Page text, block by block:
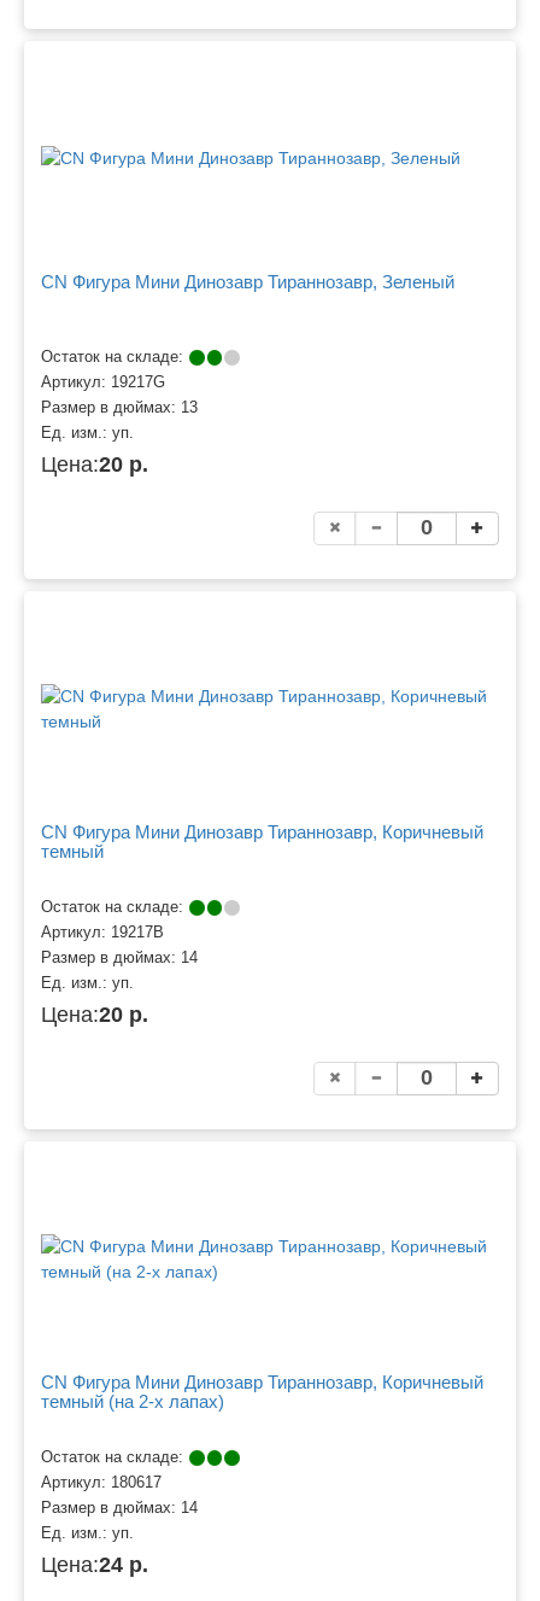
CN Фигура Мини Динозавр Тираннозавр, Зеленый
Остаток на складе:
Артикул: 19217G
Размер в дюймах: 13
Ед. изм.: уп.
Цена:20 р.
CN Фигура Мини Динозавр Тираннозавр, Коричневый
темный
Остаток на складе:
Артикул: 19217B
Размер в дюймах: 14
Ед. изм.: уп.
Цена:20 р.
CN Фигура Мини Динозавр Тираннозавр, Коричневый
темный (на 2-х лапах)
Остаток на складе:
Артикул: 180617
Размер в дюймах: 14
Ед. изм.: уп.
Цена:24 р.